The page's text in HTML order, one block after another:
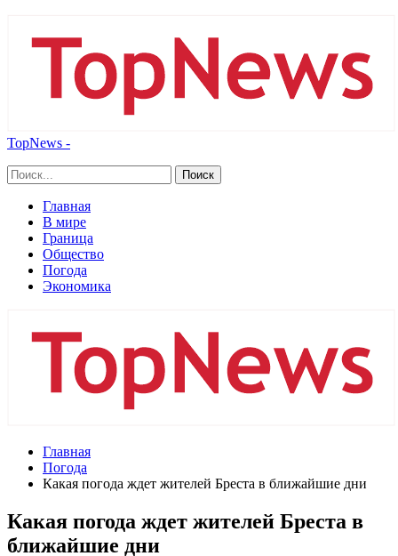
TopNews -
Главная
В мире
Граница
Общество
Погода
Экономика
Главная
Погода
Какая погода ждет жителей Бреста в ближайшие дни
Какая погода ждет жителей Бреста в
ближайшие дни